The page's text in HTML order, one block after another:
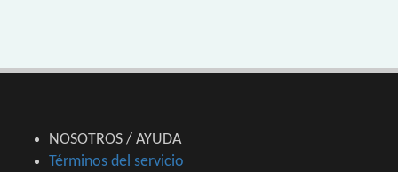
NOSOTROS / AYUDA
Términos del servicio